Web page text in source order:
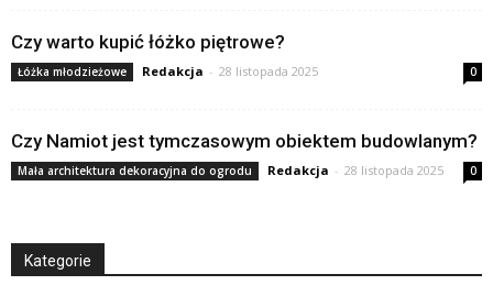
Czy warto kupić łóżko piętrowe?
Łóżka młodzieżowe Redakcja - 28 listopada 2025 0
Czy Namiot jest tymczasowym obiektem budowlanym?
Mała architektura dekoracyjna do ogrodu Redakcja - 28 listopada 2025 0
Kategorie